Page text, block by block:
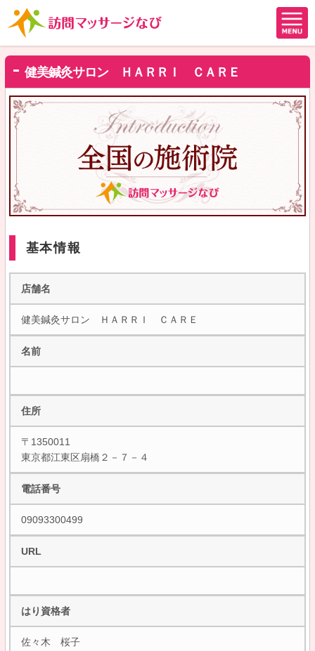
健美鍼灸サロン ＨＡＲＲＩ ＣＡＲＥ
基本情報
店舗名
健美鍼灸サロン ＨＡＲＲＩ ＣＡＲＥ
名前
住所
〒1350011
東京都江東区扇橋２－７－４
電話番号
09093300499
URL
はり資格者
佐々木 桜子